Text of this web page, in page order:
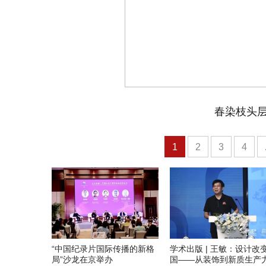
春染枝头
1 2 3 4
“中国纪录片国际传播的新格
局”沙龙在京举办
学术出版 | 王敏：设计改
国——从装饰到新质生产